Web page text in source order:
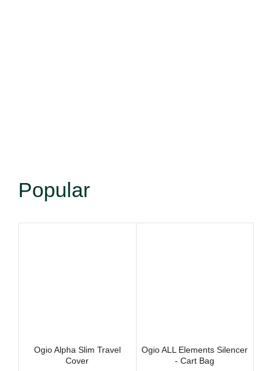
Popular
Ogio Alpha Slim Travel
Cover
Ogio ALL Elements Silencer
- Cart Bag